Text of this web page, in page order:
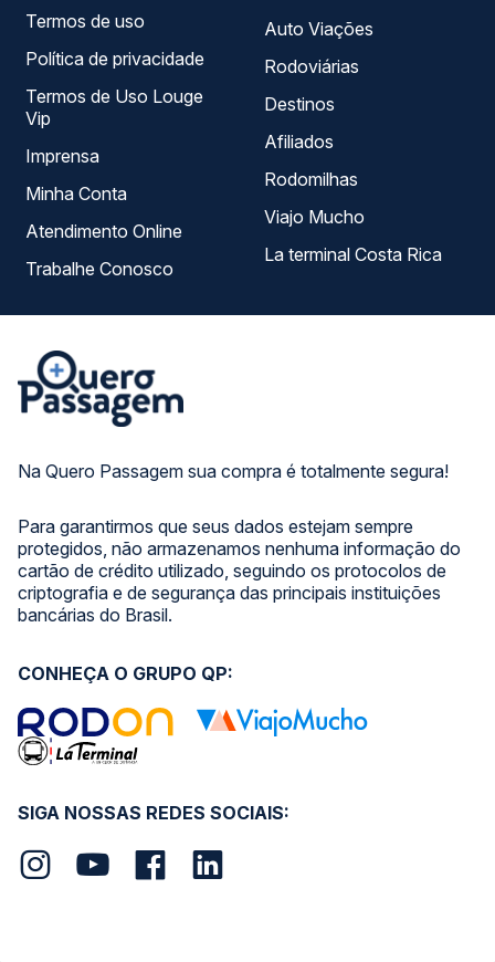
Na Quero Passagem sua compra é totalmente segura!
Para garantirmos que seus dados estejam sempre
protegidos, não armazenamos nenhuma informação do
cartão de crédito utilizado, seguindo os protocolos de
criptografia e de segurança das principais instituições
bancárias do Brasil.
Termos de uso
Política de privacidade
Termos de Uso Louge
Vip
Imprensa
Minha Conta
Atendimento Online
Trabalhe Conosco
Auto Viações
Rodoviárias
Destinos
Afiliados
Rodomilhas
Viajo Mucho
La terminal Costa Rica
SIGA NOSSAS REDES SOCIAIS:
CONHEÇA O GRUPO QP: